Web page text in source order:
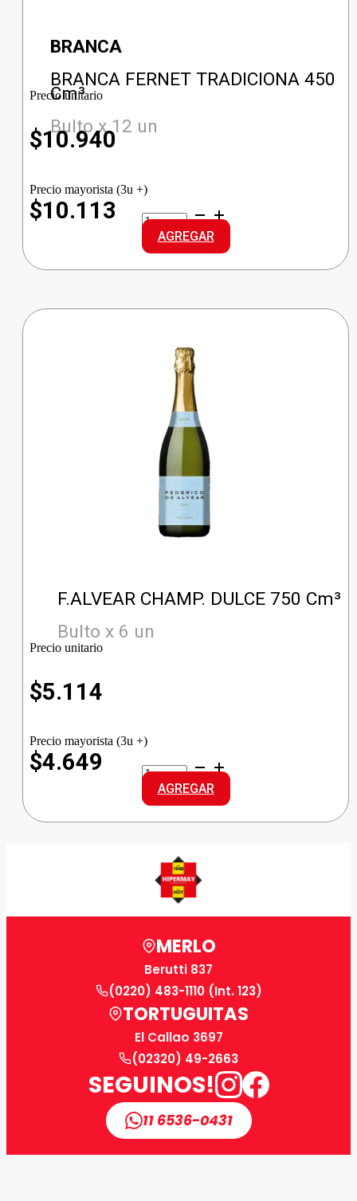
BRANCA
BRANCA FERNET TRADICIONA 450
Cm³
Bulto x 12 un
Precio unitario
$10.940
Precio mayorista (3u +)
$10.113
BRANCA
FERNET
TRADICIONA
cantidad
AGREGAR
F.ALVEAR CHAMP. DULCE 750 Cm³
Bulto x 6 un
Precio unitario
$5.114
Precio mayorista (3u +)
$4.649
F.ALVEAR
CHAMP.
DULCE
cantidad
AGREGAR
MERLO
Berutti 837
(0220) 483-1110 (Int. 123)
TORTUGUITAS
El Callao 3697
(02320) 49-2663
SEGUINOS!
11 6536-0431